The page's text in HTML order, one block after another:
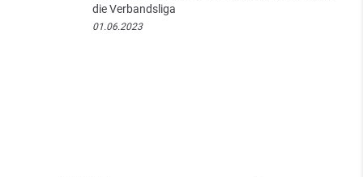
die Verbandsliga
01.06.2023